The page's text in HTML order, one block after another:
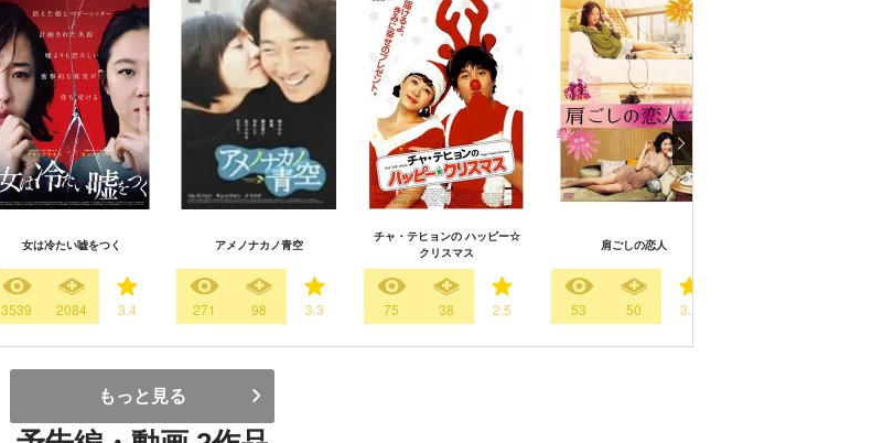
女は冷たい嘘をつく
3539 2084 3.4
アメノナカノ青空
271 98 3.3
チャ・テヒョンの ハッピー☆
クリスマス
75 38 2.5
肩ごしの恋人
53 50 3.1
もっと見る